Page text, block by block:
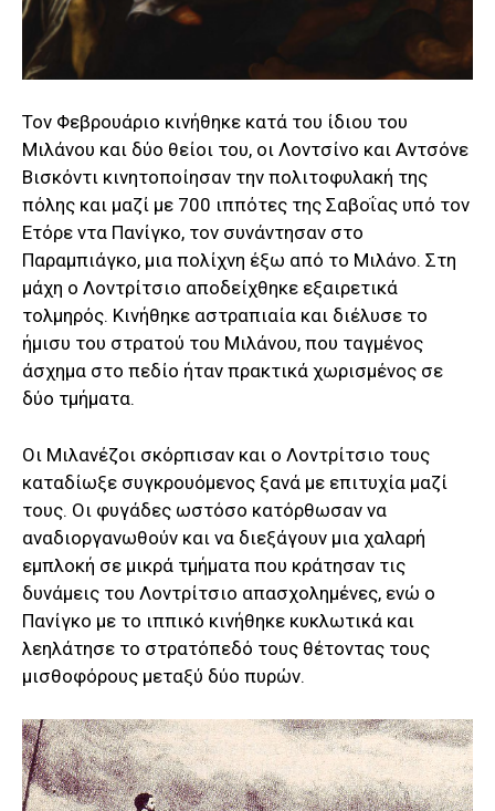
Τον Φεβρουάριο κινήθηκε κατά του ίδιου του
Μιλάνου και δύο θείοι του, οι Λοντσίνο και Αντσόνε
Βισκόντι κινητοποίησαν την πολιτοφυλακή της
πόλης και μαζί με 700 ιππότες της Σαβοΐας υπό τον
Ετόρε ντα Πανίγκο, τον συνάντησαν στο
Παραμπιάγκο, μια πολίχνη έξω από το Μιλάνο. Στη
μάχη ο Λοντρίτσιο αποδείχθηκε εξαιρετικά
τολμηρός. Κινήθηκε αστραπιαία και διέλυσε το
ήμισυ του στρατού του Μιλάνου, που ταγμένος
άσχημα στο πεδίο ήταν πρακτικά χωρισμένος σε
δύο τμήματα.
Οι Μιλανέζοι σκόρπισαν και ο Λοντρίτσιο τους
καταδίωξε συγκρουόμενος ξανά με επιτυχία μαζί
τους. Οι φυγάδες ωστόσο κατόρθωσαν να
αναδιοργανωθούν και να διεξάγουν μια χαλαρή
εμπλοκή σε μικρά τμήματα που κράτησαν τις
δυνάμεις του Λοντρίτσιο απασχολημένες, ενώ ο
Πανίγκο με το ιππικό κινήθηκε κυκλωτικά και
λεηλάτησε το στρατόπεδό τους θέτοντας τους
μισθοφόρους μεταξύ δύο πυρών.